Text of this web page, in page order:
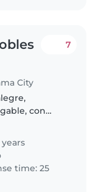
City
7
con
bebés
soy
time: 25